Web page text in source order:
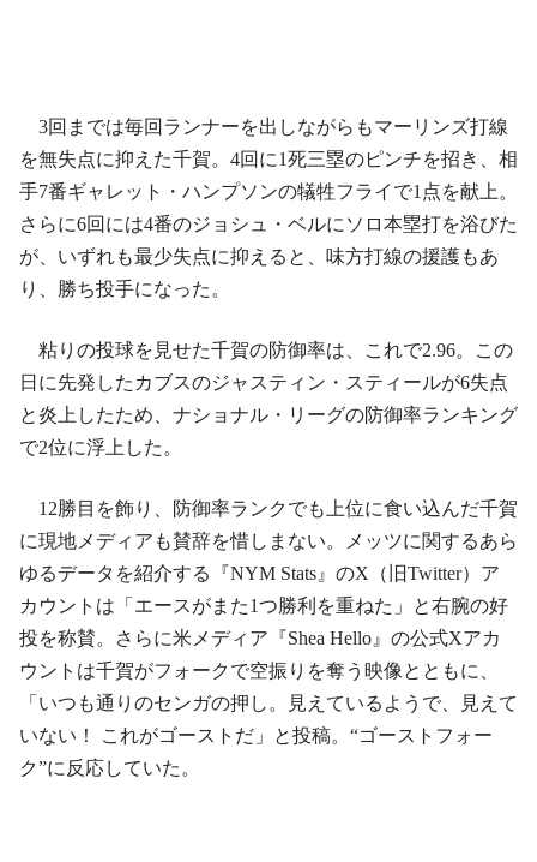
3回までは毎回ランナーを出しながらもマーリンズ打線
を無失点に抑えた千賀。4回に1死三塁のピンチを招き、相
手7番ギャレット・ハンプソンの犠牲フライで1点を献上。
さらに6回には4番のジョシュ・ベルにソロ本塁打を浴びた
が、いずれも最少失点に抑えると、味方打線の援護もあ
り、勝ち投手になった。
粘りの投球を見せた千賀の防御率は、これで2.96。この
日に先発したカブスのジャスティン・スティールが6失点
と炎上したため、ナショナル・リーグの防御率ランキング
で2位に浮上した。
12勝目を飾り、防御率ランクでも上位に食い込んだ千賀
に現地メディアも賛辞を惜しまない。メッツに関するあら
ゆるデータを紹介する『NYM Stats』のX（旧Twitter）ア
カウントは「エースがまた1つ勝利を重ねた」と右腕の好
投を称賛。さらに米メディア『Shea Hello』の公式Xアカ
ウントは千賀がフォークで空振りを奪う映像とともに、
「いつも通りのセンガの押し。見えているようで、見えて
いない！ これがゴーストだ」と投稿。“ゴーストフォー
ク”に反応していた。